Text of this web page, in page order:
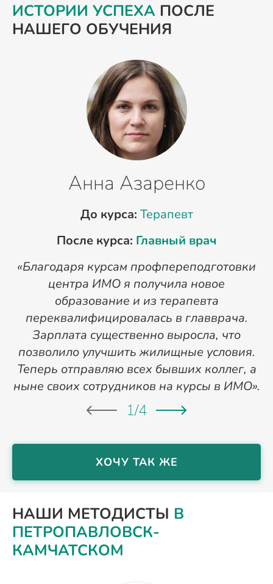
ИСТОРИИ УСПЕХА ПОСЛЕ
НАШЕГО ОБУЧЕНИЯ
Анна Азаренко
До курса: Терапевт
После курса: Главный врач
«Благодаря курсам профпереподготовки
центра ИМО я получила новое
образование и из терапевта
переквалифицировалась в главврача.
Зарплата существенно выросла, что
позволило улучшить жилищные условия.
Теперь отправляю всех бывших коллег, а
ныне своих сотрудников на курсы в ИМО».
1/4
ХОЧУ ТАК ЖЕ
НАШИ МЕТОДИСТЫ В
ПЕТРОПАВЛОВСК-
КАМЧАТСКОМ